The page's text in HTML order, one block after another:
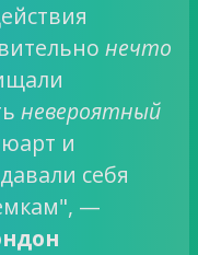
нечто
невероятный
и
себя
—